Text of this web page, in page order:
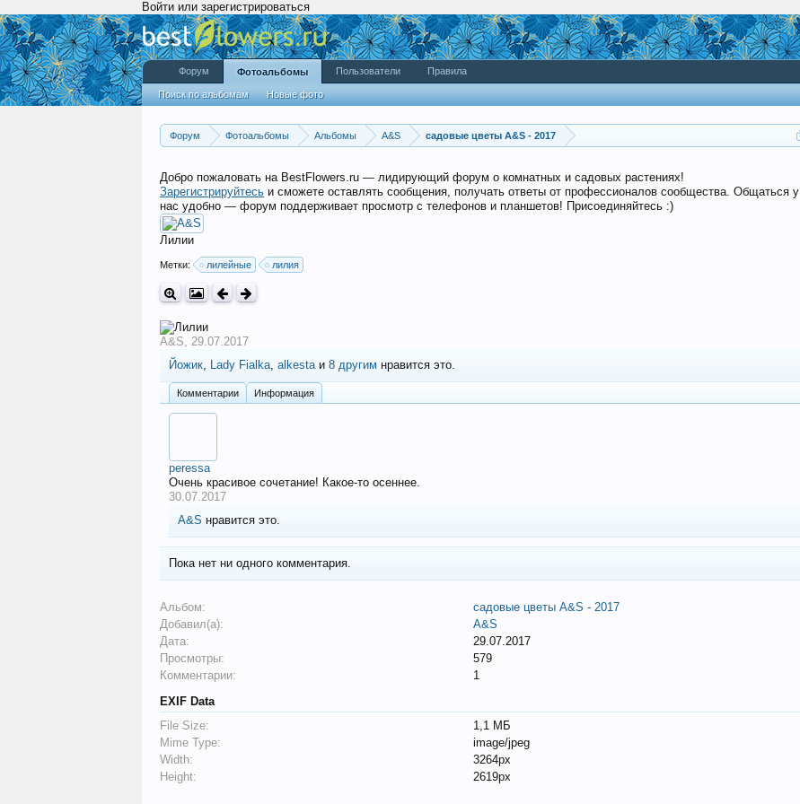
Войти или зарегистрироваться
Форум Фотоальбомы Альбомы A&S садовые цветы A&S - 2017
Добро пожаловать на BestFlowers.ru — лидирующий форум о комнатных и садовых растениях!
Зарегистрируйтесь и сможете оставлять сообщения, получать ответы от профессионалов сообщества. Общаться у
нас удобно — форум поддерживает просмотр с телефонов и планшетов! Присоединяйтесь :)
Лилии
Метки: лилейные лилия
A&S, 29.07.2017
Йожик, Lady Fialka, alkestaи 8 другим нравится это.
Комментарии Информация
peressa
Очень красивое сочетание! Какое-то осеннее.
30.07.2017
A&S нравится это.
Пока нет ни одного комментария.
Альбом:
садовые цветы A&S - 2017
Добавил(а):
A&S
Дата:
29.07.2017
Просмотры:
579
Комментарии:
1
EXIF Data
File Size:
1,1 МБ
Mime Type:
image/jpeg
Width:
3264px
Height:
2619px
Форум Фотоальбомы
Поиск по альбомам Новые фото
Пользователи Правила